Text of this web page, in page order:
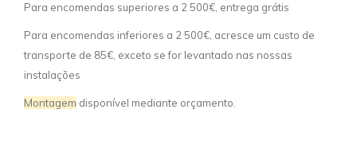
Para encomendas superiores a 2 500€, entrega grátis
Para encomendas inferiores a 2 500€, acresce um custo de
transporte de 85€, exceto se for levantado nas nossas
instalações
Montagem disponível mediante orçamento.